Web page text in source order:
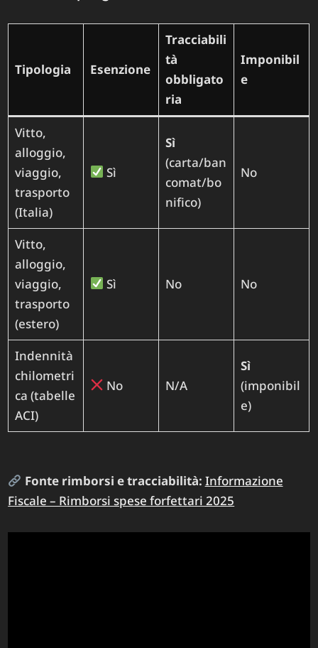
Tipologia Esenzione
Tracciabili
tà
obbligato
ria
Imponibil
e
Vitto,
alloggio,
viaggio,
trasporto
(Italia)
Sì
Sì
(carta/ban
comat/bo
nifico)
No
Vitto,
alloggio,
viaggio,
trasporto
(estero)
Sì No No
Indennità
chilometri
ca (tabelle
ACI)
No N/A
Sì
(imponibil
e)
Fonte rimborsi e tracciabilità: Informazione
Fiscale – Rimborsi spese forfettari 2025